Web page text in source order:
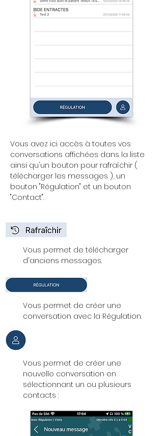
Vous avez ici accès à toutes vos
conversations affichées dans la liste
ainsi qu'un bouton pour rafraîchir (
télécharger les messages ), un
bouton "Régulation" et un bouton
"Contact".
Vous permet de télécharger
d'anciens messages.
Vous permet de créer une
conversation avec la Régulation.
Vous permet de créer une
nouvelle conversation en
sélectionnant un ou plusieurs
contacts :